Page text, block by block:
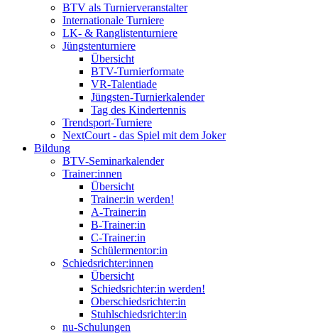
BTV als Turnierveranstalter
Internationale Turniere
LK- & Ranglistenturniere
Jüngstenturniere
Übersicht
BTV-Turnierformate
VR-Talentiade
Jüngsten-Turnierkalender
Tag des Kindertennis
Trendsport-Turniere
NextCourt - das Spiel mit dem Joker
Bildung
BTV-Seminarkalender
Trainer:innen
Übersicht
Trainer:in werden!
A-Trainer:in
B-Trainer:in
C-Trainer:in
Schülermentor:in
Schiedsrichter:innen
Übersicht
Schiedsrichter:in werden!
Oberschiedsrichter:in
Stuhlschiedsrichter:in
nu-Schulungen